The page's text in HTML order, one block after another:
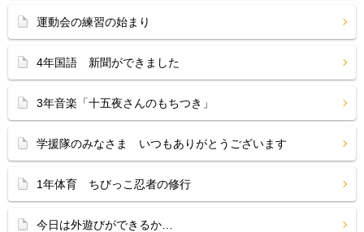
運動会の練習の始まり
4年国語 新聞ができました
3年音楽「十五夜さんのもちつき」
学援隊のみなさま いつもありがとうございます
1年体育 ちびっこ忍者の修行
今日は外遊びができるか…